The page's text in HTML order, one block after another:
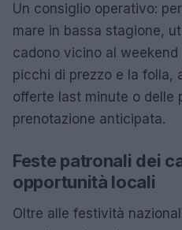
Un consiglio operativo:
mare in bassa stagione,
cadono vicino al
picchi di prezzo e la folla,
offerte last minute o delle
prenotazione anticipata.
Feste patronali dei
opportunità locali
Oltre alle festività